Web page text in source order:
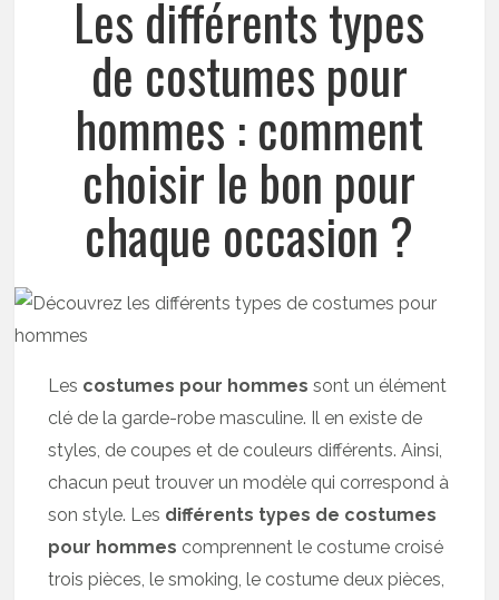
Les différents types
de costumes pour
hommes : comment
choisir le bon pour
chaque occasion ?
Les costumes pour hommes sont un élément
clé de la garde-robe masculine. Il en existe de
styles, de coupes et de couleurs différents. Ainsi,
chacun peut trouver un modèle qui correspond à
son style. Les différents types de costumes
pour hommes comprennent le costume croisé
trois pièces, le smoking, le costume deux pièces,